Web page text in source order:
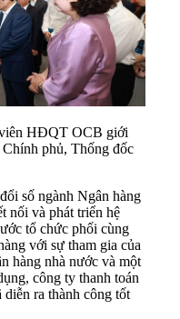
HĐQT OCB giới
phủ, Thống đốc
số ngành Ngân hàng
nối và phát triển hệ
tổ chức phối cùng
với sự tham gia của
hàng nhà nước và một
công ty thanh toán
ra thành công tốt